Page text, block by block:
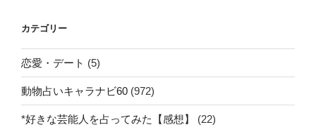
カテゴリー
恋愛・デート (5)
動物占いキャラナビ60 (972)
*好きな芸能人を占ってみた【感想】 (22)